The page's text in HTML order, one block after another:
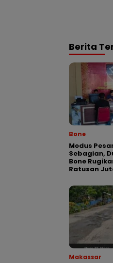
Berita
Bone
Modus
Sebagian,
Bone
Ratusan
Makassar